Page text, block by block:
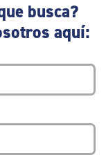
busca?
aquí: